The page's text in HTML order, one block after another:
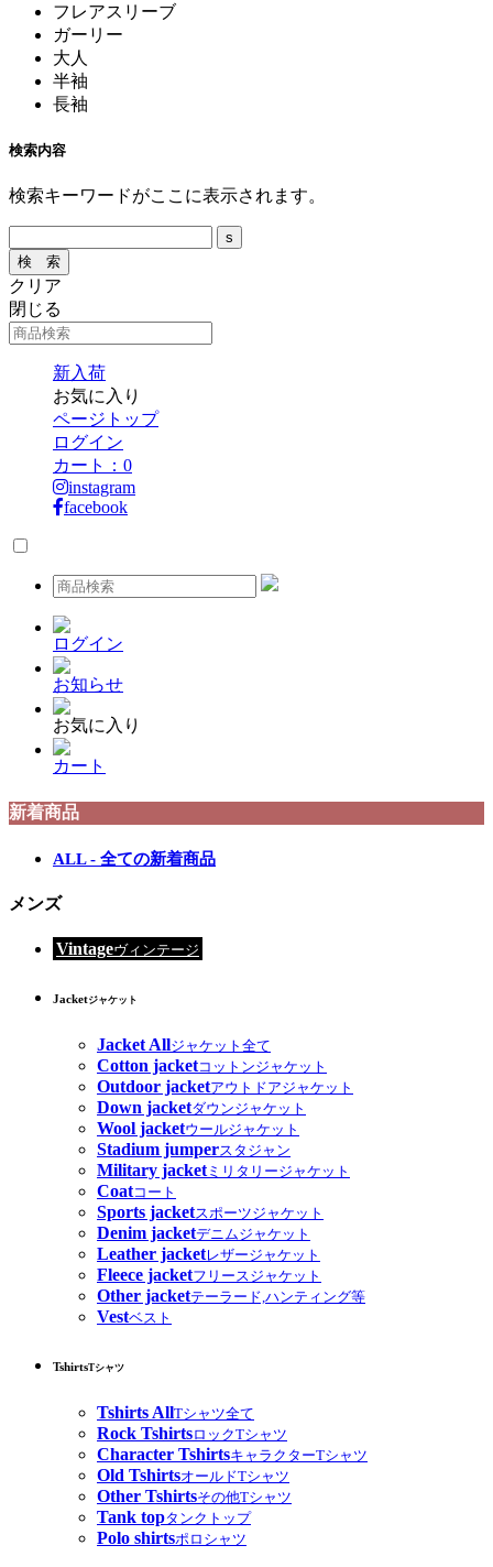
フレアスリーブ
ガーリー
大人
半袖
長袖
検索内容
検索キーワードがここに表示されます。
クリア
閉じる
新入荷
お気に入り
ページトップ
ログイン
カート： 0
instagram
facebook
ログイン
お知らせ
お気に入り
カート
新着商品
ALL - 全ての新着商品
メンズ
Vintageヴィンテージ
Jacketジャケット
Jacket Allジャケット全て
Cotton jacketコットンジャケット
Outdoor jacketアウトドアジャケット
Down jacketダウンジャケット
Wool jacketウールジャケット
Stadium jumperスタジャン
Military jacketミリタリージャケット
Coatコート
Sports jacketスポーツジャケット
Denim jacketデニムジャケット
Leather jacketレザージャケット
Fleece jacketフリースジャケット
Other jacketテーラード,ハンティング等
Vestベスト
TshirtsTシャツ
Tshirts AllTシャツ全て
Rock TshirtsロックTシャツ
Character TshirtsキャラクターTシャツ
Old TshirtsオールドTシャツ
Other Tshirtsその他Tシャツ
Tank topタンクトップ
Polo shirtsポロシャツ